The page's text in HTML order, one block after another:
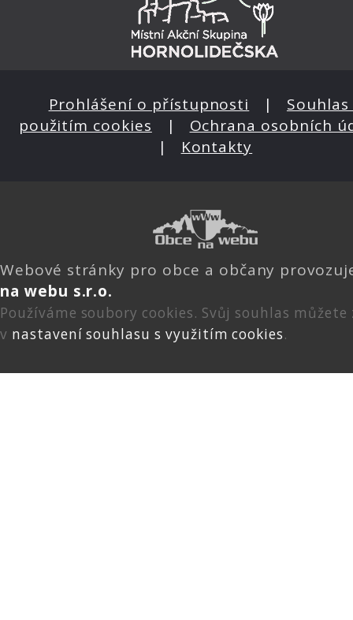
Prohlášení o přístupnosti | Souhlas
použitím cookies | Ochrana osobních
| Kontakty
Webové stránky pro obce a občany
na webu s.r.o.
Používáme soubory cookies. Svůj souhlas
v nastavení souhlasu s využitím cookies.